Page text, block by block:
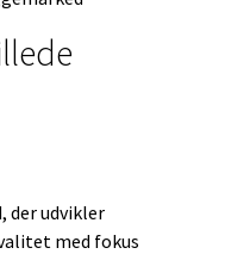
der udvikler
med fokus